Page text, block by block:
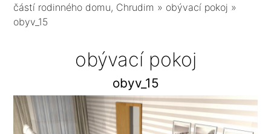
částí rodinného domu, Chrudim » obývací pokoj »
obyv_15
obývací pokoj
obyv_15